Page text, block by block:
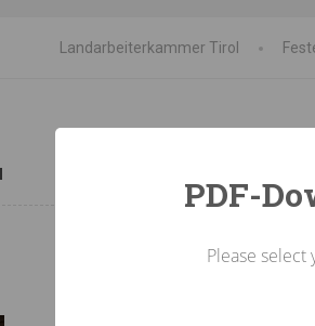
Landarbeiterkammer Tirol
PDF-
Please select